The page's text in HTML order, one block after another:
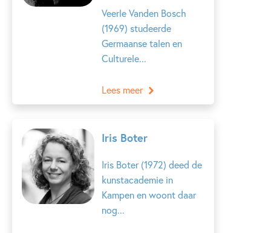
Veerle Vanden Bosch
(1969) studeerde
Germaanse talen en
Culturele...
Lees meer
Iris Boter
Iris Boter (1972) deed de
kunstacademie in
Kampen en woont daar
nog...